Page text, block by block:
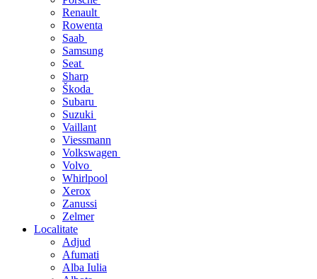
Renault
Rowenta
Saab
Samsung
Seat
Sharp
Škoda
Subaru
Suzuki
Vaillant
Viessmann
Volkswagen
Volvo
Whirlpool
Xerox
Zanussi
Zelmer
Localitate
Adjud
Afumati
Alba Iulia